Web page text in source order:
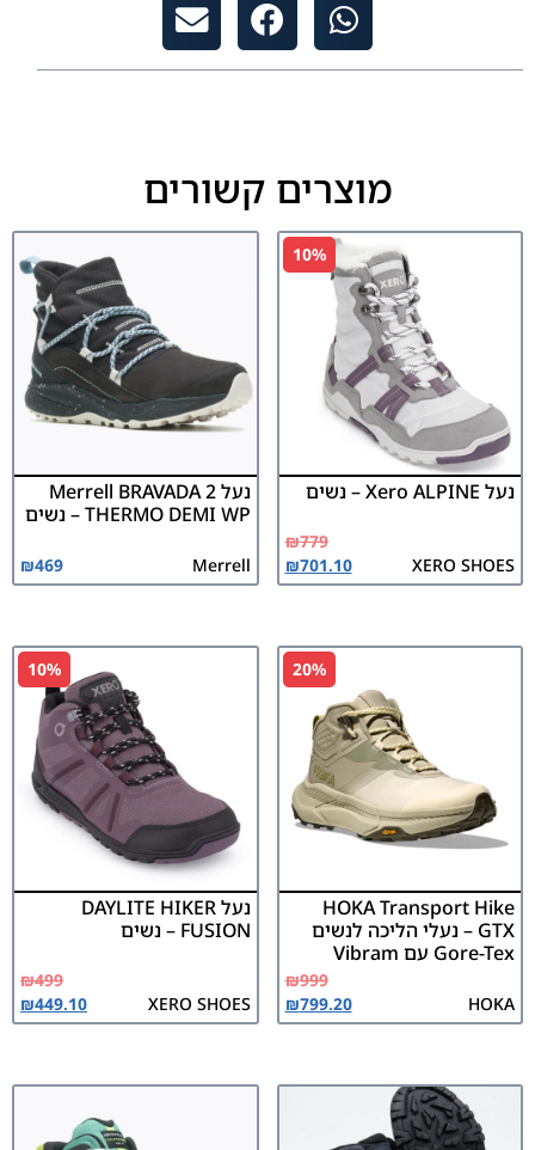
מוצרים קשורים
10%
נעל Xero ALPINE – נשים
XERO SHOES
₪779
₪701.10
נעל Merrell BRAVADA 2
THERMO DEMI WP – נשים
Merrell
₪469
20%
HOKA Transport Hike
GTX – נעלי הליכה לנשים
Gore-Tex עם Vibram
HOKA
₪999
₪799.20
10%
נעל DAYLITE HIKER
FUSION – נשים
XERO SHOES
₪499
₪449.10